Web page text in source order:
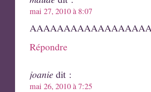
mai 27, 2010 à 8:07
Répondre
joanie dit :
mai 26, 2010 à 7:25